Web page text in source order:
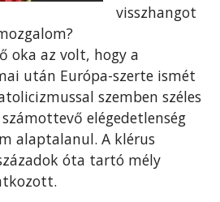
visszhangot
oka az volt, hogy a
után Európa-szerte ismét
szemben széles
elégedetlenség
alaptalanul. A klérus
óta tartó mély